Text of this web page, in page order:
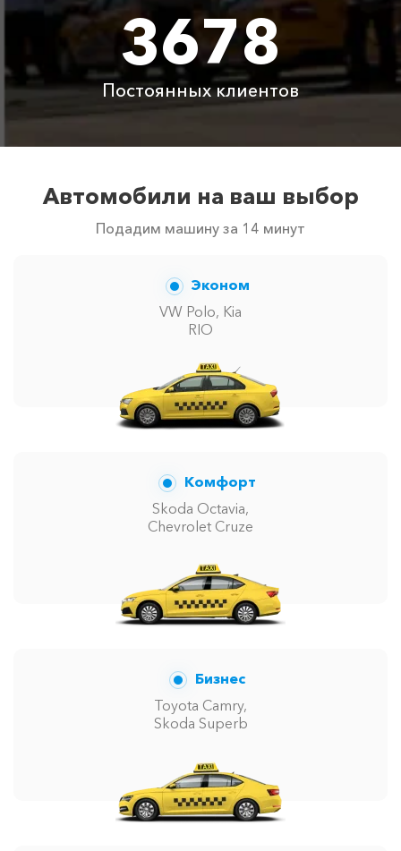
3800 ₽ 4700 ₽ 6300 ₽
Цены по акции ограничены количеством свободных
автомобилей в г Новоозерное. Точную цену вам
3678
Постоянных клиентов
Автомобили на ваш выбор
Подадим машину за 14 минут
Эконом
VW Polo, Kia
RIO
Комфорт
Skoda Octavia,
Chevrolet Cruze
Бизнес
Toyota Camry,
Skoda Superb